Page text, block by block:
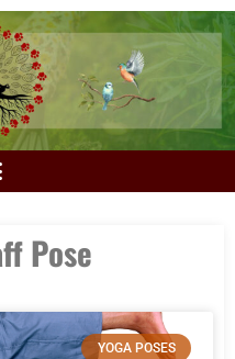
Pose
YOGA POSES